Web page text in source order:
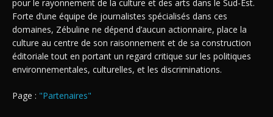
pour le rayonnement de la culture et des arts dans le Sud-Est.
Forte d’une équipe de journalistes spécialisés dans ces
domaines, Zébuline ne dépend d’aucun actionnaire, place la
culture au centre de son raisonnement et de sa construction
éditoriale tout en portant un regard critique sur les politiques
environnementales, culturelles, et les discriminations.
Page : "Partenaires"